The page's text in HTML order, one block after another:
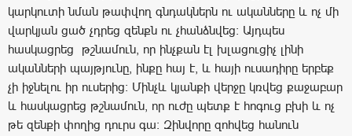
կարկուտի նման թափվող գնդակներն ու ականները և ոչ մի
վարկյան ցած չդրեց զենքն ու չհանձնվեց: Այդպես
հասկացրեց թշնամուն, որ ինչքան էլ խլացուցիչ լինի
ականների պայթյունը, ինքը հայ է, և հայի ուսադիրը երբեք
չի իջնելու իր ուսերից: Մինչև կյանքի վերջը կռվեց քաջաբար
և հասկացրեց թշնամուն, որ ուժը պետք է հոգուց բխի և ոչ
թե զենքի փողից դուրս գա: Զինվորը զոհվեց հանուն